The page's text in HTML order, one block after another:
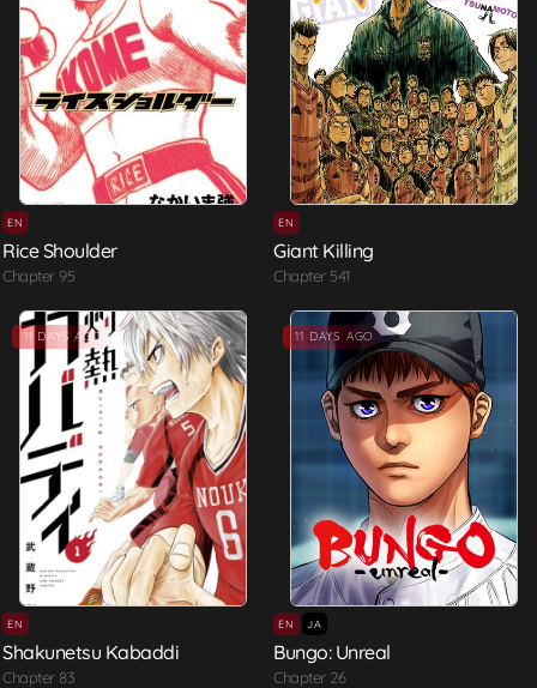
EN
Rice Shoulder
Chapter 95
EN
Giant Killing
Chapter 541
11 DAYS AGO
EN
Shakunetsu Kabaddi
Chapter 83
11 DAYS AGO
EN JA
Bungo: Unreal
Chapter 26